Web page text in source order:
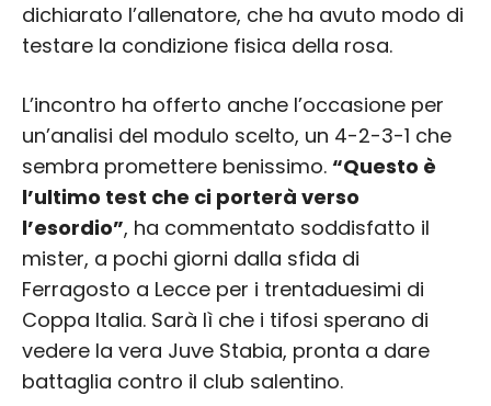
dichiarato l’allenatore, che ha avuto modo di
testare la condizione fisica della rosa.
L’incontro ha offerto anche l’occasione per
un’analisi del modulo scelto, un 4-2-3-1 che
sembra promettere benissimo. “Questo è
l’ultimo test che ci porterà verso
l’esordio”, ha commentato soddisfatto il
mister, a pochi giorni dalla sfida di
Ferragosto a Lecce per i trentaduesimi di
Coppa Italia. Sarà lì che i tifosi sperano di
vedere la vera Juve Stabia, pronta a dare
battaglia contro il club salentino.